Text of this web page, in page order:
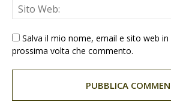
Salva il mio nome, email e sito web
prossima volta che commento.